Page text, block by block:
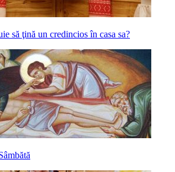
să ţină un credincios în casa sa?